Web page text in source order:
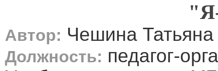
Автор: Чешина
Должность: педагог-